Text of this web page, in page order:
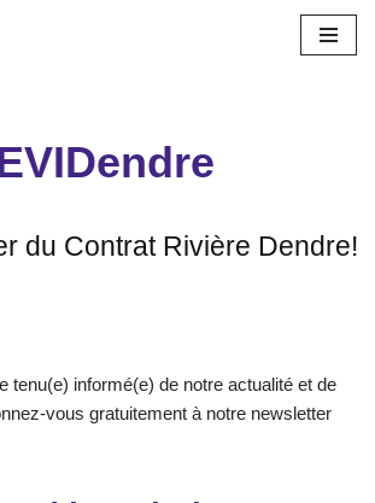
du Contrat Rivière Dendre!
tenu(e) informé(e) de notre actualité et de
vous gratuitement à notre newsletter